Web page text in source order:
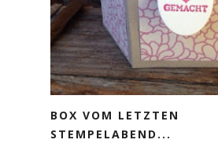
BOX VOM LETZTEN
STEMPELABEND...